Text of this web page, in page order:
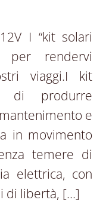
I “kit solari
per rendervi
viaggi.I kit
di produrre
e
in movimento
temere di
elettrica, con
di libertà, […]